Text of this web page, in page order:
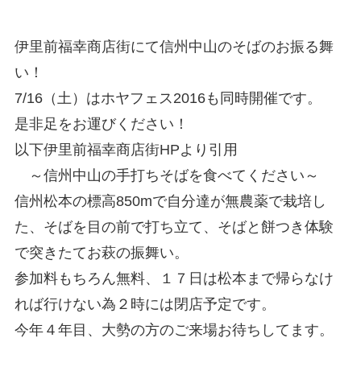
伊里前福幸商店街にて信州中山のそばのお振る舞
い！
7/16（土）はホヤフェス2016も同時開催です。
是非足をお運びください！
以下伊里前福幸商店街HPより引用
～信州中山の手打ちそばを食べてください～
信州松本の標高850mで自分達が無農薬で栽培し
た、そばを目の前で打ち立て、そばと餅つき体験
で突きたてお萩の振舞い。
参加料もちろん無料、１７日は松本まで帰らなけ
れば行けない為２時には閉店予定です。
今年４年目、大勢の方のご来場お待ちしてます。